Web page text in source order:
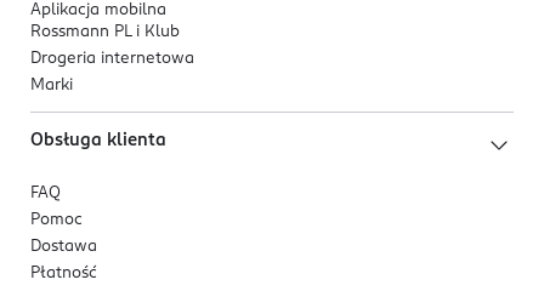
Aplikacja mobilna
Rossmann PL i Klub
Drogeria internetowa
Marki
Obsługa klienta
FAQ
Pomoc
Dostawa
Płatność